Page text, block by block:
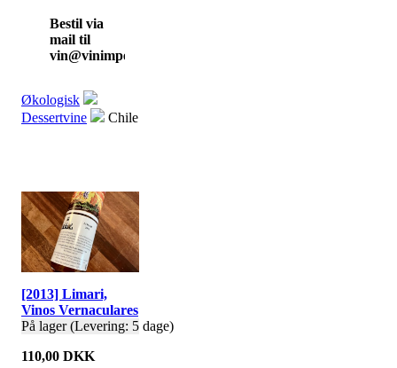
Bestil via
mail til
vin@vinimperiet.dk
Økologisk
Dessertvine
Chile
[2013] Limari,
Vinos Vernaculares
På lager (Levering: 5 dage)
110,00 DKK